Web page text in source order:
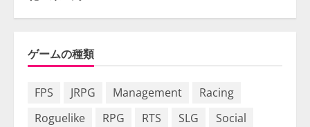
ゲームの種類
FPS JRPG Management
Racing
Roguelike
RPG RTS SLG
Social